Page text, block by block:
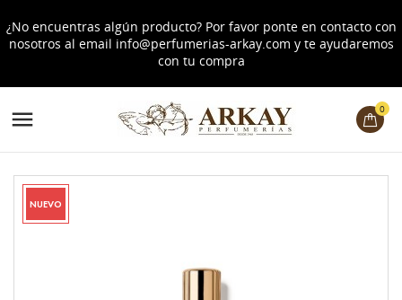
¿No encuentras algún producto? Por favor ponte en contacto con
nosotros al email info@perfumerias-arkay.com y te ayudaremos
con tu compra
 0
NUEVO